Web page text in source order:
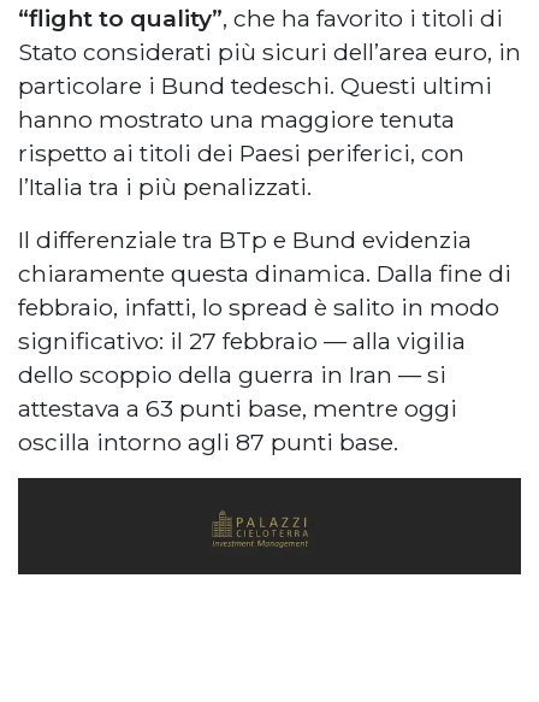
“flight to quality”, che ha favorito i titoli di
Stato considerati più sicuri dell’area euro, in
particolare i Bund tedeschi. Questi ultimi
hanno mostrato una maggiore tenuta
rispetto ai titoli dei Paesi periferici, con
l’Italia tra i più penalizzati.
Il differenziale tra BTp e Bund evidenzia
chiaramente questa dinamica. Dalla fine di
febbraio, infatti, lo spread è salito in modo
significativo: il 27 febbraio — alla vigilia
dello scoppio della guerra in Iran — si
attestava a 63 punti base, mentre oggi
oscilla intorno agli 87 punti base.